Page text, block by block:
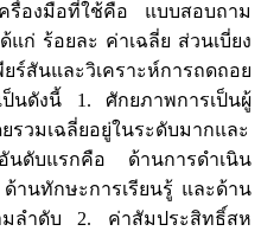
รื่องมือที่ใช้คือ แบบสอบถาม
แก่ ร้อยละ ค่าเฉลี่ย ส่วนเบี่ยง
ร์สันและวิเคราะห์การถดถอย
นดังนี้ 1. ศักยภาพการเป็นผู้
รวมเฉลี่ยอยู่ในระดับมากและ
ดับแรกคือ ด้านการดำเนิน
านทักษะการเรียนรู้ และด้าน
มลำดับ 2. ค่าสัมประสิทธิ์สห